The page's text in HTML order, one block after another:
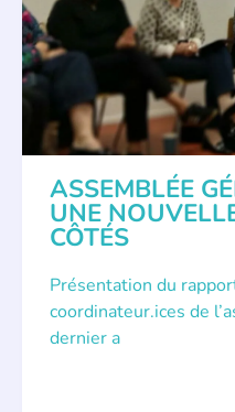
ASSEMBLÉE
UNE
CÔTÉS
Présentation du
coordinateur.ices de
dernier a